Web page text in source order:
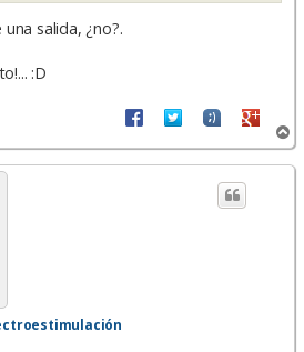
salida, ¿no?.
:D
r
r